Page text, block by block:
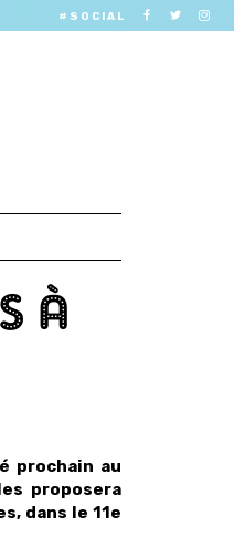
#SOCIAL
À
prochain au
proposera
dans le 11e